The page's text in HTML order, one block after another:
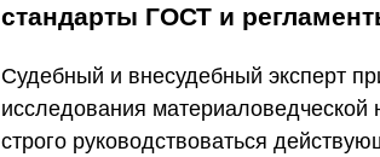
стандарты ГОСТ и
Судебный и внесудебный эксперт
исследования материаловедческой
строго руководствоваться